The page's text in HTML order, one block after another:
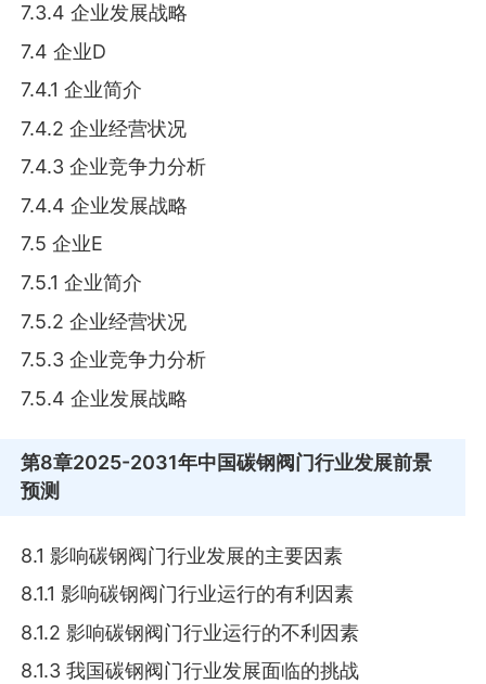
7.3.4 企业发展战略
7.4 企业D
7.4.1 企业简介
7.4.2 企业经营状况
7.4.3 企业竞争力分析
7.4.4 企业发展战略
7.5 企业E
7.5.1 企业简介
7.5.2 企业经营状况
7.5.3 企业竞争力分析
7.5.4 企业发展战略
第8章2025-2031年中国碳钢阀门行业发展前景
预测
8.1 影响碳钢阀门行业发展的主要因素
8.1.1 影响碳钢阀门行业运行的有利因素
8.1.2 影响碳钢阀门行业运行的不利因素
8.1.3 我国碳钢阀门行业发展面临的挑战